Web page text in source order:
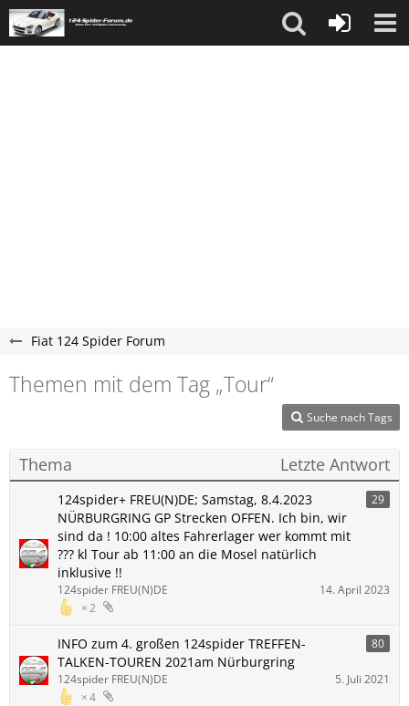
Fiat 124 Spider Forum
Themen mit dem Tag „Tour“
Suche nach Tags
Thema Letzte Antwort
124spider+ FREU(N)DE; Samstag, 8.4.2023
NÜRBURGRING GP Strecken OFFEN. Ich bin, wir
sind da ! 10:00 altes Fahrerlager wer kommt mit
??? kl Tour ab 11:00 an die Mosel natürlich
inklusive !!
29
2
124spider FREU(N)DE 14. April 2023
INFO zum 4. großen 124spider TREFFEN-
TALKEN-TOUREN 2021am Nürburgring
80
4
124spider FREU(N)DE 5. Juli 2021